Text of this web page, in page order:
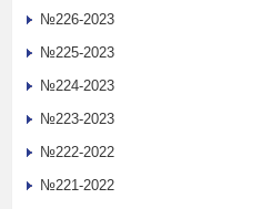
№226-2023
№225-2023
№224-2023
№223-2023
№222-2022
№221-2022